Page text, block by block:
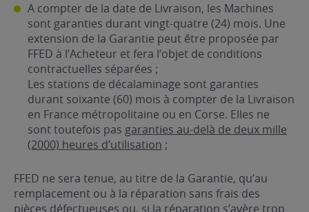
A compter de la date de Livraison, les Machines
sont garanties durant vingt-quatre (24) mois. Une
extension de la Garantie peut être proposée par
FFED à l’Acheteur et fera l’objet de conditions
contractuelles séparées ;
Les stations de décalaminage sont garanties
durant soixante (60) mois à compter de la Livraison
en France métropolitaine ou en Corse. Elles ne
sont toutefois pas garanties au-delà de deux mille
(2000) heures d’utilisation ;
FFED ne sera tenue, au titre de la Garantie, qu’au
remplacement ou à la réparation sans frais des
pièces défectueuses ou, si la réparation s’avère trop